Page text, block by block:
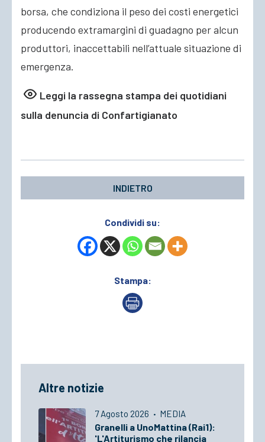
borsa, che condiziona il peso dei costi energetici
producendo extramargini di guadagno per alcun
produttori, inaccettabili nell’attuale situazione di
emergenza.
Leggi la rassegna stampa dei quotidiani
sulla denuncia di Confartigianato
INDIETRO
Condividi su:
Stampa:
Altre notizie
7 Agosto 2026 · MEDIA
Granelli a UnoMattina (Rai1):
'L'Artiturismo che rilancia